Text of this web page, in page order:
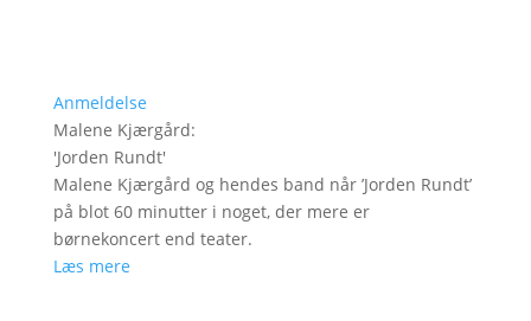
Anmeldelse
Malene Kjærgård:
'Jorden Rundt'
Malene Kjærgård og hendes band når ’Jorden Rundt’
på blot 60 minutter i noget, der mere er
børnekoncert end teater.
Læs mere